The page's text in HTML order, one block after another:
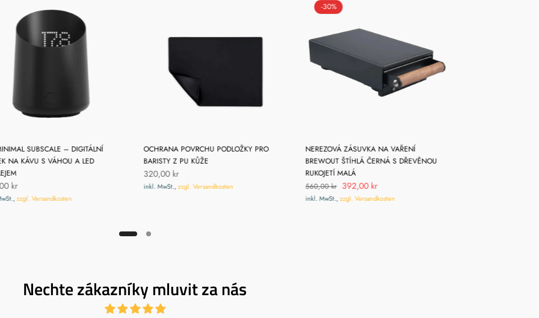
SUBSCALE – DIGITÁLNÍ
NA KÁVU S VÁHOU A LED
kr
zzgl. Versandkosten
OCHRANA POVRCHU PODLOŽKY PRO
BARISTY Z PU KŮŽE
320,00 kr
inkl. MwSt.,zzgl. Versandkosten
-30%
NEREZOVÁ ZÁSUVKA NA VAŘENÍ
BREWOUT ŠTÍHLÁ ČERNÁ S DŘEVĚNOU
RUKOJETÍ MALÁ
560,00 kr 392,00 kr
inkl. MwSt.,zzgl. Versandkosten
Nechte zákazníky mluvit za nás